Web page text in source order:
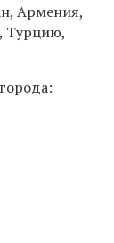
Армения,
Турцию,